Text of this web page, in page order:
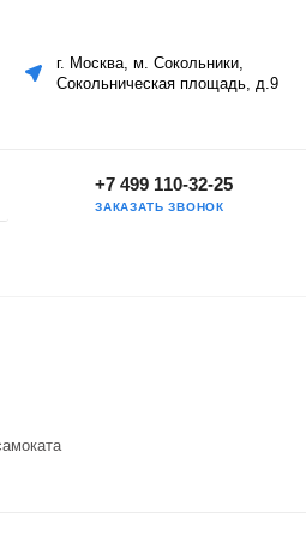
г. Москва, м. Сокольники,
Сокольническая площадь, д.9
+7 499 110-32-25
ЗАКАЗАТЬ ЗВОНОК